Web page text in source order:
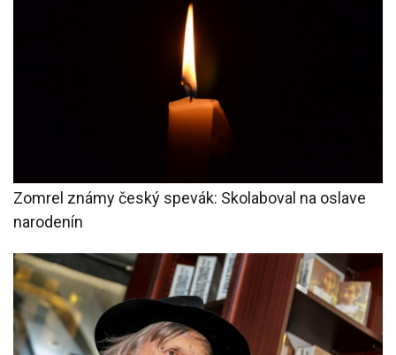
Zomrel známy český spevák: Skolaboval na oslave
narodenín